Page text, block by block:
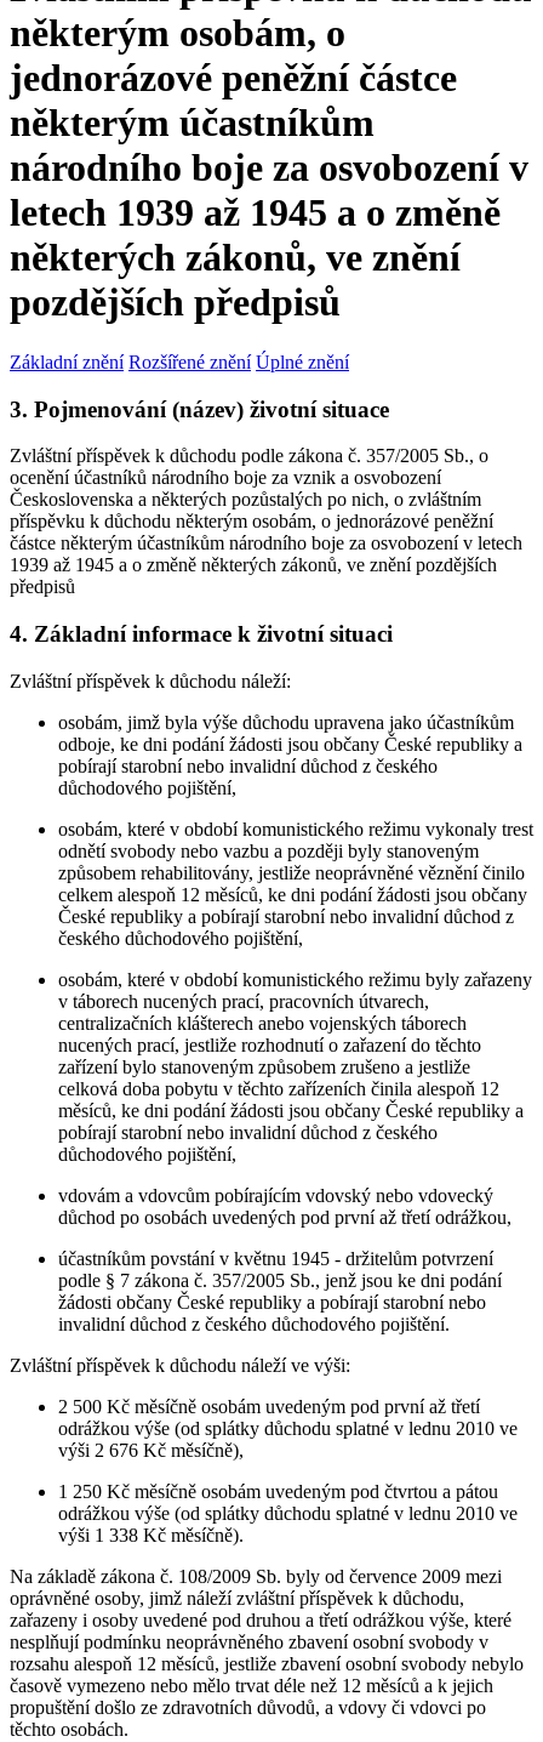
některým osobám, o
jednorázové peněžní částce
některým účastníkům
národního boje za osvobození v
letech 1939 až 1945 a o změně
některých zákonů, ve znění
pozdějších předpisů
Základní znění Rozšířené znění Úplné znění
3. Pojmenování (název) životní situace
Zvláštní příspěvek k důchodu podle zákona č. 357/2005 Sb., o
ocenění účastníků národního boje za vznik a osvobození
Československa a některých pozůstalých po nich, o zvláštním
příspěvku k důchodu některým osobám, o jednorázové peněžní
částce některým účastníkům národního boje za osvobození v letech
1939 až 1945 a o změně některých zákonů, ve znění pozdějších
předpisů
4. Základní informace k životní situaci
Zvláštní příspěvek k důchodu náleží:
osobám, jimž byla výše důchodu upravena jako účastníkům
odboje, ke dni podání žádosti jsou občany České republiky a
pobírají starobní nebo invalidní důchod z českého
důchodového pojištění,
osobám, které v období komunistického režimu vykonaly trest
odnětí svobody nebo vazbu a později byly stanoveným
způsobem rehabilitovány, jestliže neoprávněné věznění činilo
celkem alespoň 12 měsíců, ke dni podání žádosti jsou občany
České republiky a pobírají starobní nebo invalidní důchod z
českého důchodového pojištění,
osobám, které v období komunistického režimu byly zařazeny
v táborech nucených prací, pracovních útvarech,
centralizačních klášterech anebo vojenských táborech
nucených prací, jestliže rozhodnutí o zařazení do těchto
zařízení bylo stanoveným způsobem zrušeno a jestliže
celková doba pobytu v těchto zařízeních činila alespoň 12
měsíců, ke dni podání žádosti jsou občany České republiky a
pobírají starobní nebo invalidní důchod z českého
důchodového pojištění,
vdovám a vdovcům pobírajícím vdovský nebo vdovecký
důchod po osobách uvedených pod první až třetí odrážkou,
účastníkům povstání v květnu 1945 - držitelům potvrzení
podle § 7 zákona č. 357/2005 Sb., jenž jsou ke dni podání
žádosti občany České republiky a pobírají starobní nebo
invalidní důchod z českého důchodového pojištění.
Zvláštní příspěvek k důchodu náleží ve výši:
2 500 Kč měsíčně osobám uvedeným pod první až třetí
odrážkou výše (od splátky důchodu splatné v lednu 2010 ve
výši 2 676 Kč měsíčně),
1 250 Kč měsíčně osobám uvedeným pod čtvrtou a pátou
odrážkou výše (od splátky důchodu splatné v lednu 2010 ve
výši 1 338 Kč měsíčně).
Na základě zákona č. 108/2009 Sb. byly od července 2009 mezi
oprávněné osoby, jimž náleží zvláštní příspěvek k důchodu,
zařazeny i osoby uvedené pod druhou a třetí odrážkou výše, které
nesplňují podmínku neoprávněného zbavení osobní svobody v
rozsahu alespoň 12 měsíců, jestliže zbavení osobní svobody nebylo
časově vymezeno nebo mělo trvat déle než 12 měsíců a k jejich
propuštění došlo ze zdravotních důvodů, a vdovy či vdovci po
těchto osobách.